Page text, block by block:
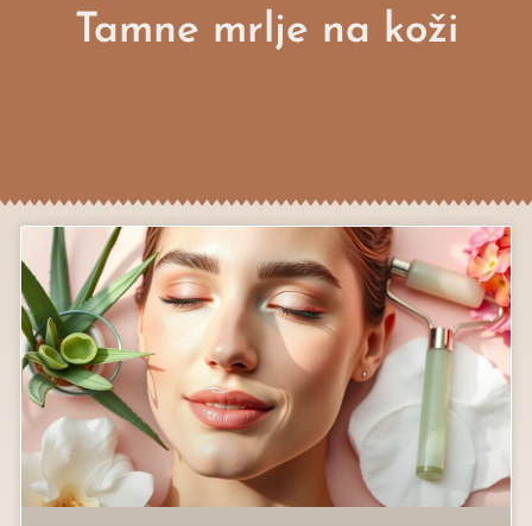
Tamne mrlje na koži